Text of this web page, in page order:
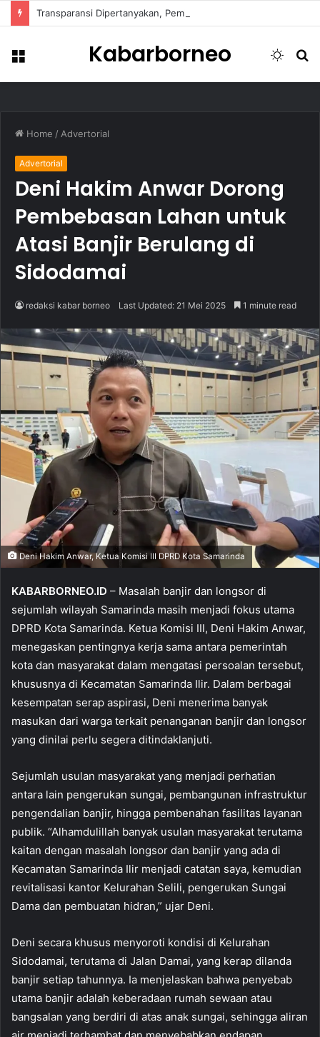
Menu Kabarborneo
Switch
Home / Advertorial
Advertorial
Deni Hakim Anwar Dorong
Pembebasan Lahan untuk
Atasi Banjir Berulang di
Sidodamai
redaksi kabar borneo Last Updated: 21 Mei 2025 1 minute read
Deni Hakim Anwar, Ketua Komisi III DPRD Kota Samarinda
KABARBORNEO.ID – Masalah banjir dan longsor di
sejumlah wilayah Samarinda masih menjadi fokus utama
DPRD Kota Samarinda. Ketua Komisi III, Deni Hakim Anwar,
menegaskan pentingnya kerja sama antara pemerintah
kota dan masyarakat dalam mengatasi persoalan tersebut,
khususnya di Kecamatan Samarinda Ilir. Dalam berbagai
kesempatan serap aspirasi, Deni menerima banyak
masukan dari warga terkait penanganan banjir dan longsor
yang dinilai perlu segera ditindaklanjuti.
Sejumlah usulan masyarakat yang menjadi perhatian
antara lain pengerukan sungai, pembangunan infrastruktur
pengendalian banjir, hingga pembenahan fasilitas layanan
publik. “Alhamdulillah banyak usulan masyarakat terutama
kaitan dengan masalah longsor dan banjir yang ada di
Kecamatan Samarinda Ilir menjadi catatan saya, kemudian
revitalisasi kantor Kelurahan Selili, pengerukan Sungai
Dama dan pembuatan hidran,” ujar Deni.
Deni secara khusus menyoroti kondisi di Kelurahan
Sidodamai, terutama di Jalan Damai, yang kerap dilanda
banjir setiap tahunnya. Ia menjelaskan bahwa penyebab
utama banjir adalah keberadaan rumah sewaan atau
bangsalan yang berdiri di atas anak sungai, sehingga aliran